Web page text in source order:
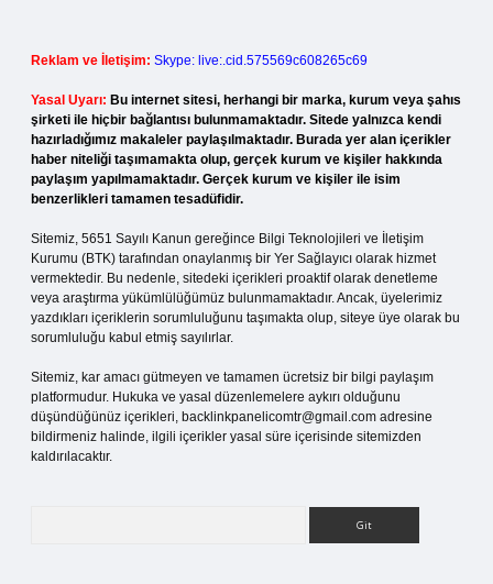
Reklam ve İletişim: Skype: live:.cid.575569c608265c69
Yasal Uyarı: Bu internet sitesi, herhangi bir marka, kurum veya şahıs
şirketi ile hiçbir bağlantısı bulunmamaktadır. Sitede yalnızca kendi
hazırladığımız makaleler paylaşılmaktadır. Burada yer alan içerikler
haber niteliği taşımamakta olup, gerçek kurum ve kişiler hakkında
paylaşım yapılmamaktadır. Gerçek kurum ve kişiler ile isim
benzerlikleri tamamen tesadüfidir.
Sitemiz, 5651 Sayılı Kanun gereğince Bilgi Teknolojileri ve İletişim
Kurumu (BTK) tarafından onaylanmış bir Yer Sağlayıcı olarak hizmet
vermektedir. Bu nedenle, sitedeki içerikleri proaktif olarak denetleme
veya araştırma yükümlülüğümüz bulunmamaktadır. Ancak, üyelerimiz
yazdıkları içeriklerin sorumluluğunu taşımakta olup, siteye üye olarak bu
sorumluluğu kabul etmiş sayılırlar.
Sitemiz, kar amacı gütmeyen ve tamamen ücretsiz bir bilgi paylaşım
platformudur. Hukuka ve yasal düzenlemelere aykırı olduğunu
düşündüğünüz içerikleri, backlinkpanelicomtr@gmail.com adresine
bildirmeniz halinde, ilgili içerikler yasal süre içerisinde sitemizden
kaldırılacaktır.